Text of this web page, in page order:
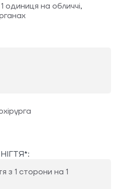
одиниця на обличчі,
з 1 сторони на 1